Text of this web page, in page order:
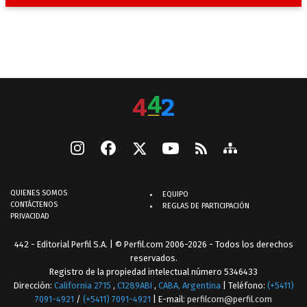
QUIENES SOMOS
CONTÁCTENOS
PRIVACIDAD
EQUIPO
REGLAS DE PARTICIPACIÓN
442 - Editorial Perfil S.A. | © Perfil.com 2006-2026 - Todos los derechos
reservados.
Registro de la propiedad intelectual número 5346433
Dirección: California 2715 , C1289ABI , CABA, Argentina | Teléfono: (+5411)
7091-4921 / (+5411) 7091-4921 | E-mail: perfilcom@perfil.com